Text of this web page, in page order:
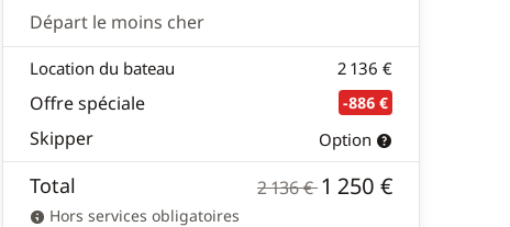
Départ le moins cher
Location du bateau 2 136 €
Offre spéciale -886 €
Skipper Option
Total 2 136 €1 250 €
Hors services obligatoires